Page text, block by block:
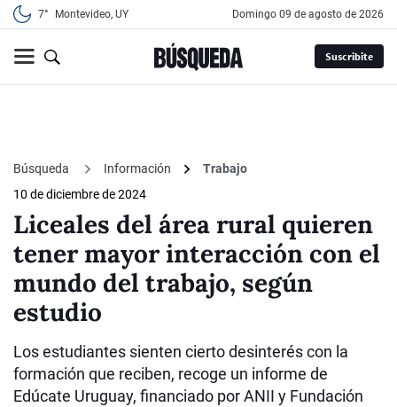
7° Montevideo, UY domingo 09 de agosto de 2026
Suscribite
Búsqueda Información
Trabajo
10 de diciembre de 2024
Liceales del área rural quieren
tener mayor interacción con el
mundo del trabajo, según
estudio
Los estudiantes sienten cierto desinterés con la
formación que reciben, recoge un informe de
Edúcate Uruguay, financiado por ANII y Fundación